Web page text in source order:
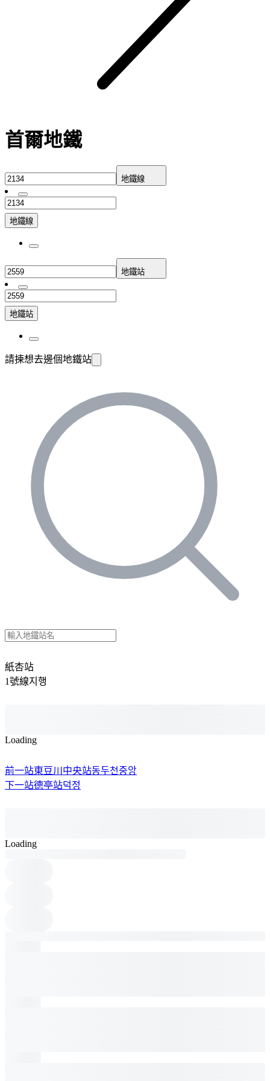
首爾地鐵
地鐵線
地鐵線
地鐵站
地鐵站
請揀想去邊個地鐵站
紙杏站
1號線지행
Loading
前一站東豆川中央站동두천중앙
下一站德亭站덕정
Loading